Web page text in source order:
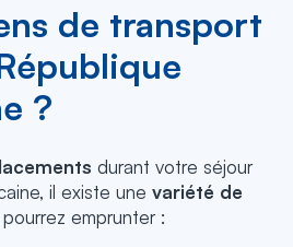
de transport
?
durant votre séjour
il existe une variété de
emprunter :